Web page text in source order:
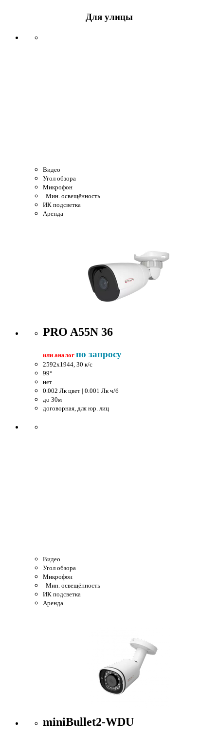
Для улицы
Видео
Угол обзора
Микрофон
Мин. освещённость
ИК подсветка
Аренда
PRO A55N 36
или аналог по запросу
2592x1944, 30 к/c
99°
нет
0.002 Лк цвет | 0.001 Лк ч/б
до 30м
договорная, для юр. лиц
Видео
Угол обзора
Микрофон
Мин. освещённость
ИК подсветка
Аренда
miniBullet2-WDU